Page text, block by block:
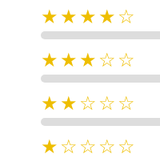
★★★★☆
★★★☆☆
★★☆☆☆
★☆☆☆☆